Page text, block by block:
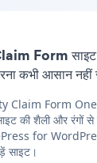
Form
कभी आसान नहीं
Claim Form
की शैली और
for
साइट।